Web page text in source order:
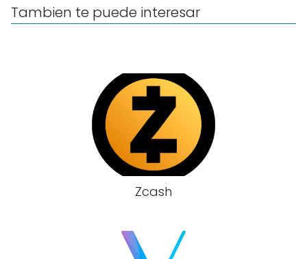
Tambien te puede interesar
Zcash